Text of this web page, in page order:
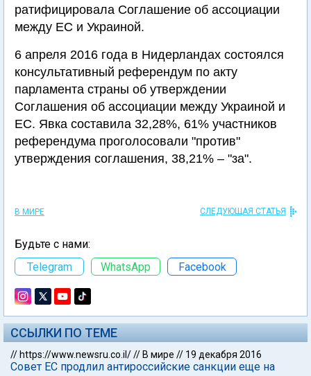
ратифицировала Соглашение об ассоциации
между ЕС и Украиной.
6 апреля 2016 года в Нидерландах состоялся
консультативный референдум по акту
парламента страны об утверждении
Соглашения об ассоциации между Украиной и
ЕС. Явка составила 32,28%, 61% участников
референдума проголосовали "против"
утверждения соглашения, 38,21% – "за".
В МИРЕ СЛЕДУЮЩАЯ СТАТЬЯ
Будьте с нами:
Telegram
WhatsApp Facebook
ССЫЛКИ ПО ТЕМЕ
// https://www.newsru.co.il/// В мире // 19 декабря 2016
Совет ЕС продлил антироссийские санкции еще на